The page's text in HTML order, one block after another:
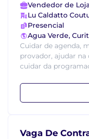
Vendedor de
Lu Caldatto
Presencial
Agua Verde,
Cuidar de agenda,
provador, ajudar na
cuidar da
Vaga De